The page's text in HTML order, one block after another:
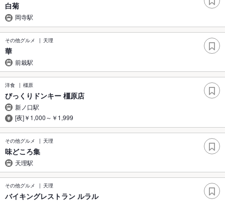
白菊
岡寺駅
その他グルメ 天理
華
前栽駅
洋食 橿原
びっくりドンキー 橿原店
新ノ口駅
[夜]￥1,000～￥1,999
その他グルメ 天理
味どころ集
天理駅
その他グルメ 天理
バイキングレストラン ルラル